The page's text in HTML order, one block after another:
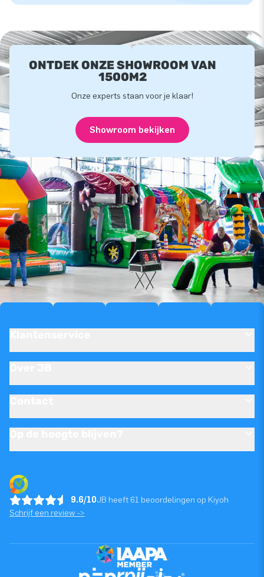
ONTDEK ONZE SHOWROOM VAN
1500M2
Onze experts staan voor je klaar!
Showroom bekijken
9.6/10JB heeft 61 beoordelingen op Kiyoh
Schrijf een review ->